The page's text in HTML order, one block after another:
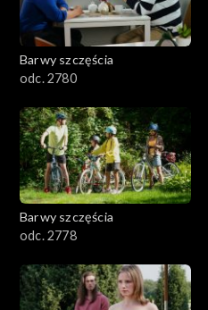
Barwy szczęścia
odc. 2780
Barwy szczęścia
odc. 2778